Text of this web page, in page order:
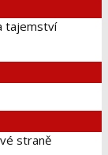
tajemství
straně